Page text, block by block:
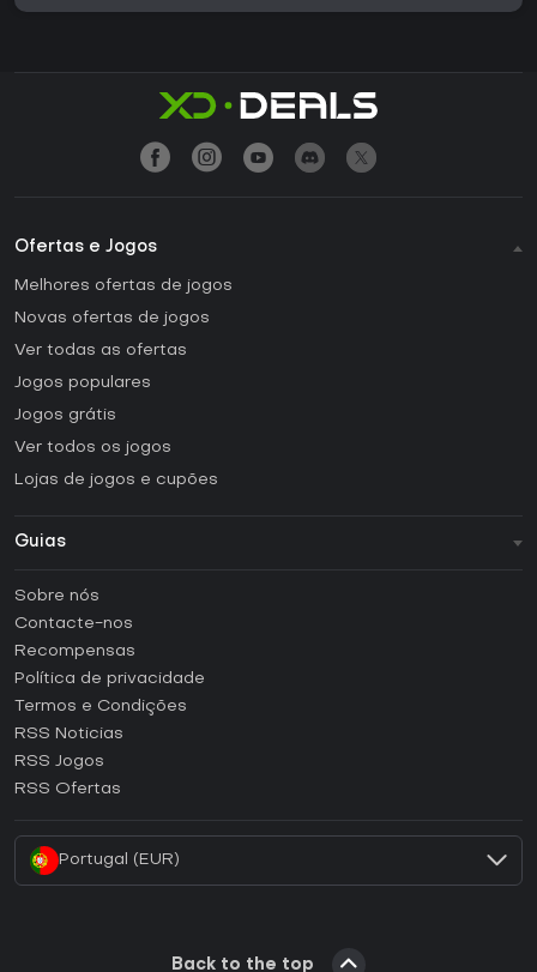
Ofertas e Jogos
Melhores ofertas de jogos
Novas ofertas de jogos
Ver todas as ofertas
Jogos populares
Jogos grátis
Ver todos os jogos
Lojas de jogos e cupões
Guias
Como ativar uma CD Key Steam?
Como ativar uma CD Key Epic Games?
Como ativar uma CD Key GOG?
Como ativar uma CD Key Ubisoft Connect?
Sobre nós
Contacte-nos
Recompensas
Política de privacidade
Termos e Condições
RSS Noticias
RSS Jogos
RSS Ofertas
Portugal (EUR)
Back to the top